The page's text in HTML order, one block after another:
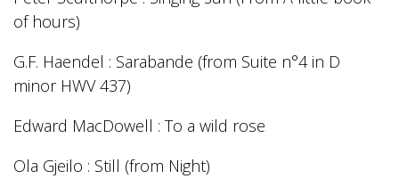
of hours)
G.F. Haendel : Sarabande (from Suite n°4 in D
minor HWV 437)
Edward MacDowell : To a wild rose
Ola Gjeilo : Still (from Night)